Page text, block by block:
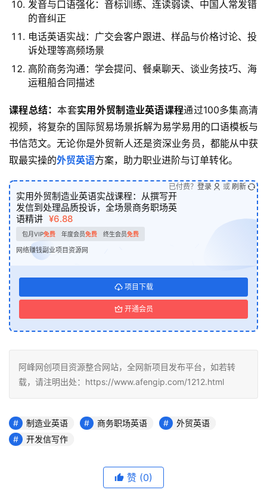
发音与口语强化：音标训练、连读弱读、中国人常发错
的音纠正
电话英语实战：广交会客户跟进、样品与价格讨论、投
诉处理等高频场景
高阶商务沟通：学会提问、餐桌聊天、谈业务技巧、海
运租船合同描述
课程总结：本套实用外贸制造业英语课程通过100多集高清
视频，将复杂的国际贸易场景拆解为易学易用的口语模板与
书信范文。无论你是外贸新人还是资深业务员，都能从中获
取最实操的外贸英语方案，助力职业进阶与订单转化。
实用外贸制造业英语实战课程：从撰写开
发信到处理品质投诉，全场景商务职场英
语精讲 ¥6.88
包月VIP免费 年度会员免费 终生会员免费
网络赚钱副业项目资源网
项目下载
开通会员
已付费？ 登录 或 刷新
阿峰网创项目资源整合网站，全网新项目发布平台，如若转
载，请注明出处：https://www.afengip.com/1212.html
制造业英语 商务职场英语
外贸英语
开发信写作
赞 (0)